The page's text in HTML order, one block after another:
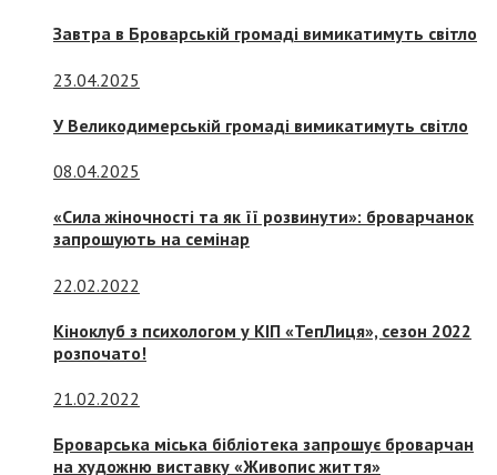
Завтра в Броварській громаді вимикатимуть світло
23.04.2025
У Великодимерській громаді вимикатимуть світло
08.04.2025
«Сила жіночності та як її розвинути»: броварчанок
запрошують на семінар
22.02.2022
Кіноклуб з психологом у КІП «ТепЛиця», сезон 2022
розпочато!
21.02.2022
Броварська міська бібліотека запрошує броварчан
на художню виставку «Живопис життя»